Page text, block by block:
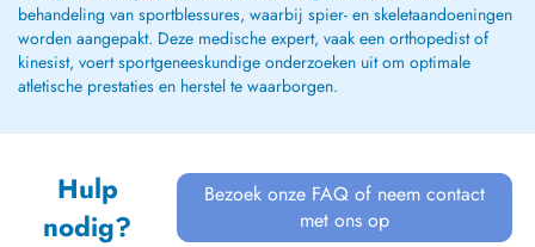
behandeling van sportblessures, waarbij spier- en skeletaandoeningen
worden aangepakt. Deze medische expert, vaak een orthopedist of
kinesist, voert sportgeneeskundige onderzoeken uit om optimale
atletische prestaties en herstel te waarborgen.
Hulp
nodig?
Bezoek onze FAQ of neem contact
met ons op